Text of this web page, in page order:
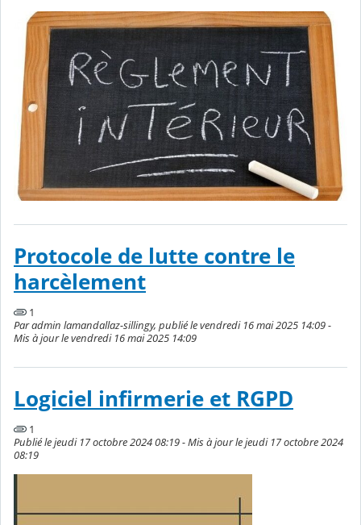
Protocole de lutte contre le
harcèlement
1
Par admin lamandallaz-sillingy, publié le vendredi 16 mai 2025 14:09 -
Mis à jour le vendredi 16 mai 2025 14:09
Logiciel infirmerie et RGPD
1
Publié le jeudi 17 octobre 2024 08:19 - Mis à jour le jeudi 17 octobre 2024
08:19